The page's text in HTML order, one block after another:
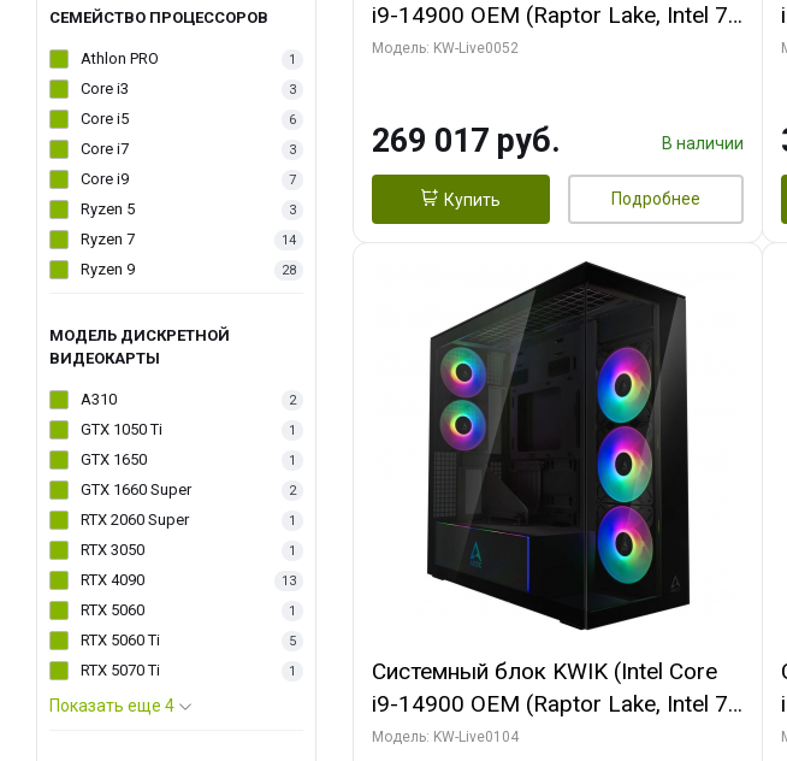
СЕМЕЙСТВО ПРОЦЕССОРОВ
Athlon PRO 1
Core i3 3
Core i5 6
Core i7 3
Core i9 7
Ryzen 5 3
Ryzen 7 14
Ryzen 9 28
МОДЕЛЬ ДИСКРЕТНОЙ
ВИДЕОКАРТЫ
A310 2
GTX 1050 Ti 1
GTX 1650 1
GTX 1660 Super 2
RTX 2060 Super 1
RTX 3050 1
RTX 4090 13
RTX 5060 1
RTX 5060 Ti 5
RTX 5070 Ti 1
Показать еще 4
i9-14900 OEM (Raptor Lake, Intel 7,
C24 16EC/8PC// 64 ГБ ОЗУ (2
256bit 3xDP HD/ 512 ГБ SSD)
Модель: KW-Live0052
269 017 руб. В наличии
Купить Подробнее
Системный блок KWIK (Intel Core
i9-14900 OEM (Raptor Lake, Intel 7,
C24 16EC/8PC// 64 ГБ ОЗУ (2
Модель: KW-Live0104